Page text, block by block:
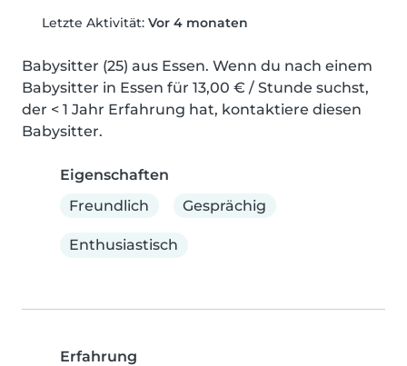
Letzte Aktivität: Vor 4 monaten
Babysitter (25) aus Essen. Wenn du nach einem
Babysitter in Essen für 13,00 € / Stunde suchst,
der < 1 Jahr Erfahrung hat, kontaktiere diesen
Babysitter.
Eigenschaften
Freundlich
Gesprächig
Enthusiastisch
Erfahrung